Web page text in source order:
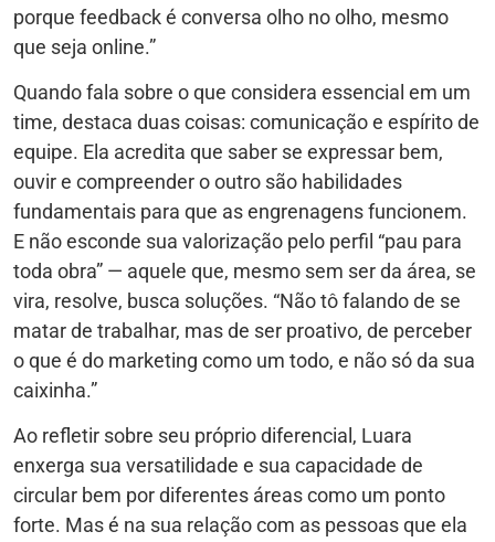
porque feedback é conversa olho no olho, mesmo
que seja online.”
Quando fala sobre o que considera essencial em um
time, destaca duas coisas: comunicação e espírito de
equipe. Ela acredita que saber se expressar bem,
ouvir e compreender o outro são habilidades
fundamentais para que as engrenagens funcionem.
E não esconde sua valorização pelo perfil “pau para
toda obra” — aquele que, mesmo sem ser da área, se
vira, resolve, busca soluções. “Não tô falando de se
matar de trabalhar, mas de ser proativo, de perceber
o que é do marketing como um todo, e não só da sua
caixinha.”
Ao refletir sobre seu próprio diferencial, Luara
enxerga sua versatilidade e sua capacidade de
circular bem por diferentes áreas como um ponto
forte. Mas é na sua relação com as pessoas que ela